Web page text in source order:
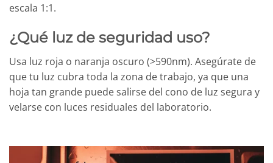
escala 1:1.
¿Qué luz de seguridad uso?
Usa luz roja o naranja oscuro (>590nm). Asegúrate de
que tu luz cubra toda la zona de trabajo, ya que una
hoja tan grande puede salirse del cono de luz segura y
velarse con luces residuales del laboratorio.